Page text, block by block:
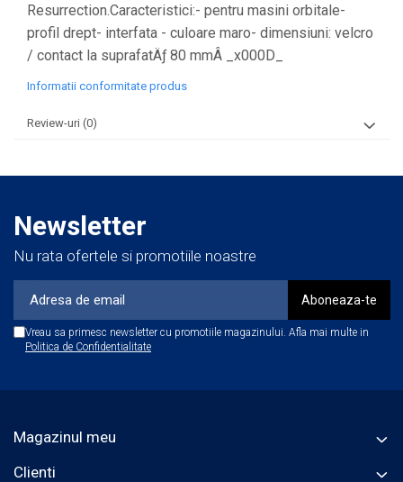
Resurrection.Caracteristici:- pentru masini orbitale-
profil drept- interfata - culoare maro- dimensiuni: velcro
/ contact la suprafatÄƒ 80 mmÂ _x000D_
Informatii conformitate produs
Review-uri (0)
Newsletter
Nu rata ofertele si promotiile noastre
Vreau sa primesc newsletter cu promotiile magazinului. Afla mai multe in
Politica de Confidentialitate
Magazinul meu
Clienti